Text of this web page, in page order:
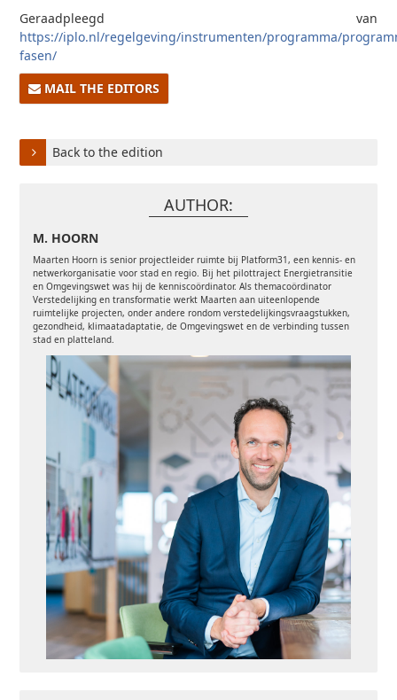
Geraadpleegd van
https://iplo.nl/regelgeving/instrumenten/programma/
fasen/
MAIL THE EDITORS
Back to the edition
AUTHOR:
M. HOORN
Maarten Hoorn is senior projectleider ruimte bij Platform31, een kennis- en
netwerkorganisatie voor stad en regio. Bij het pilottraject Energietransitie
en Omgevingswet was hij de kenniscoördinator. Als themacoördinator
Verstedelijking en transformatie werkt Maarten aan uiteenlopende
ruimtelijke projecten, onder andere rondom verstedelijkingsvraagstukken,
gezondheid, klimaatadaptatie, de Omgevingswet en de verbinding tussen
stad en platteland.